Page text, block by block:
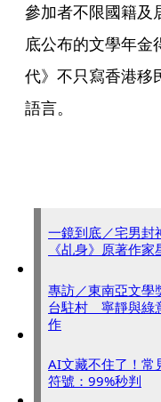
參加者不限國籍及
底公布的文學年金
代》不只寫香港移
語言。
一鏡到底／宅男
《乩身》原著作家
專訪／東南亞文學
台駐村 寧靜與綠
作
AI文藏不住了！
符號：99%秒判